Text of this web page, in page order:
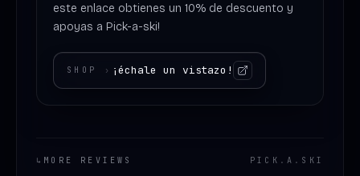
este enlace obtienes un 10% de descuento y
apoyas a Pick-a-ski!
SHOP › ¡échale un vistazo!
↳ MORE REVIEWS PICK . A . SKI